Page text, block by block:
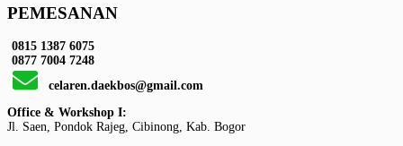
PEMESANAN
0815 1387 6075
0877 7004 7248
celaren.daekbos@gmail.com
Office & Workshop I:
Jl. Saen, Pondok Rajeg, Cibinong, Kab. Bogor